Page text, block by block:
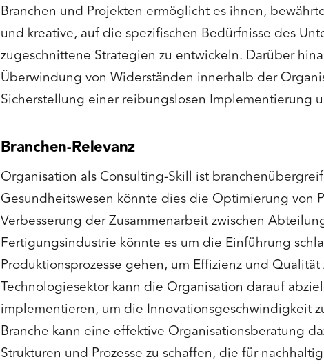
Branchen und Projekten ermöglicht es ihnen,
und kreative, auf die spezifischen Bedürfnisse des
zugeschnittene Strategien zu entwickeln. Darüber
Überwindung von Widerständen innerhalb der
Sicherstellung einer reibungslosen Implementierung
Branchen-Relevanz
Organisation als Consulting-Skill ist
Gesundheitswesen könnte dies die Optimierung von
Verbesserung der Zusammenarbeit zwischen
Fertigungsindustrie könnte es um die Einführung
Produktionsprozesse gehen, um Effizienz und
Technologiesektor kann die Organisation darauf
implementieren, um die Innovationsgeschwindigkeit
Branche kann eine effektive Organisationsberatung
Strukturen und Prozesse zu schaffen, die für